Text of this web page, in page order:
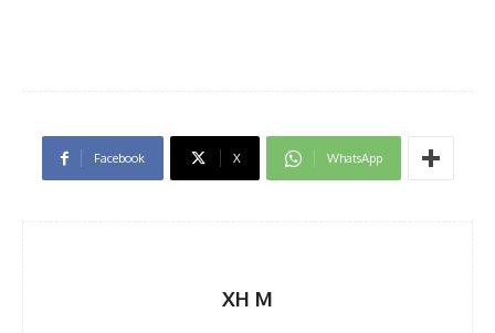
Facebook X WhatsApp
XH M